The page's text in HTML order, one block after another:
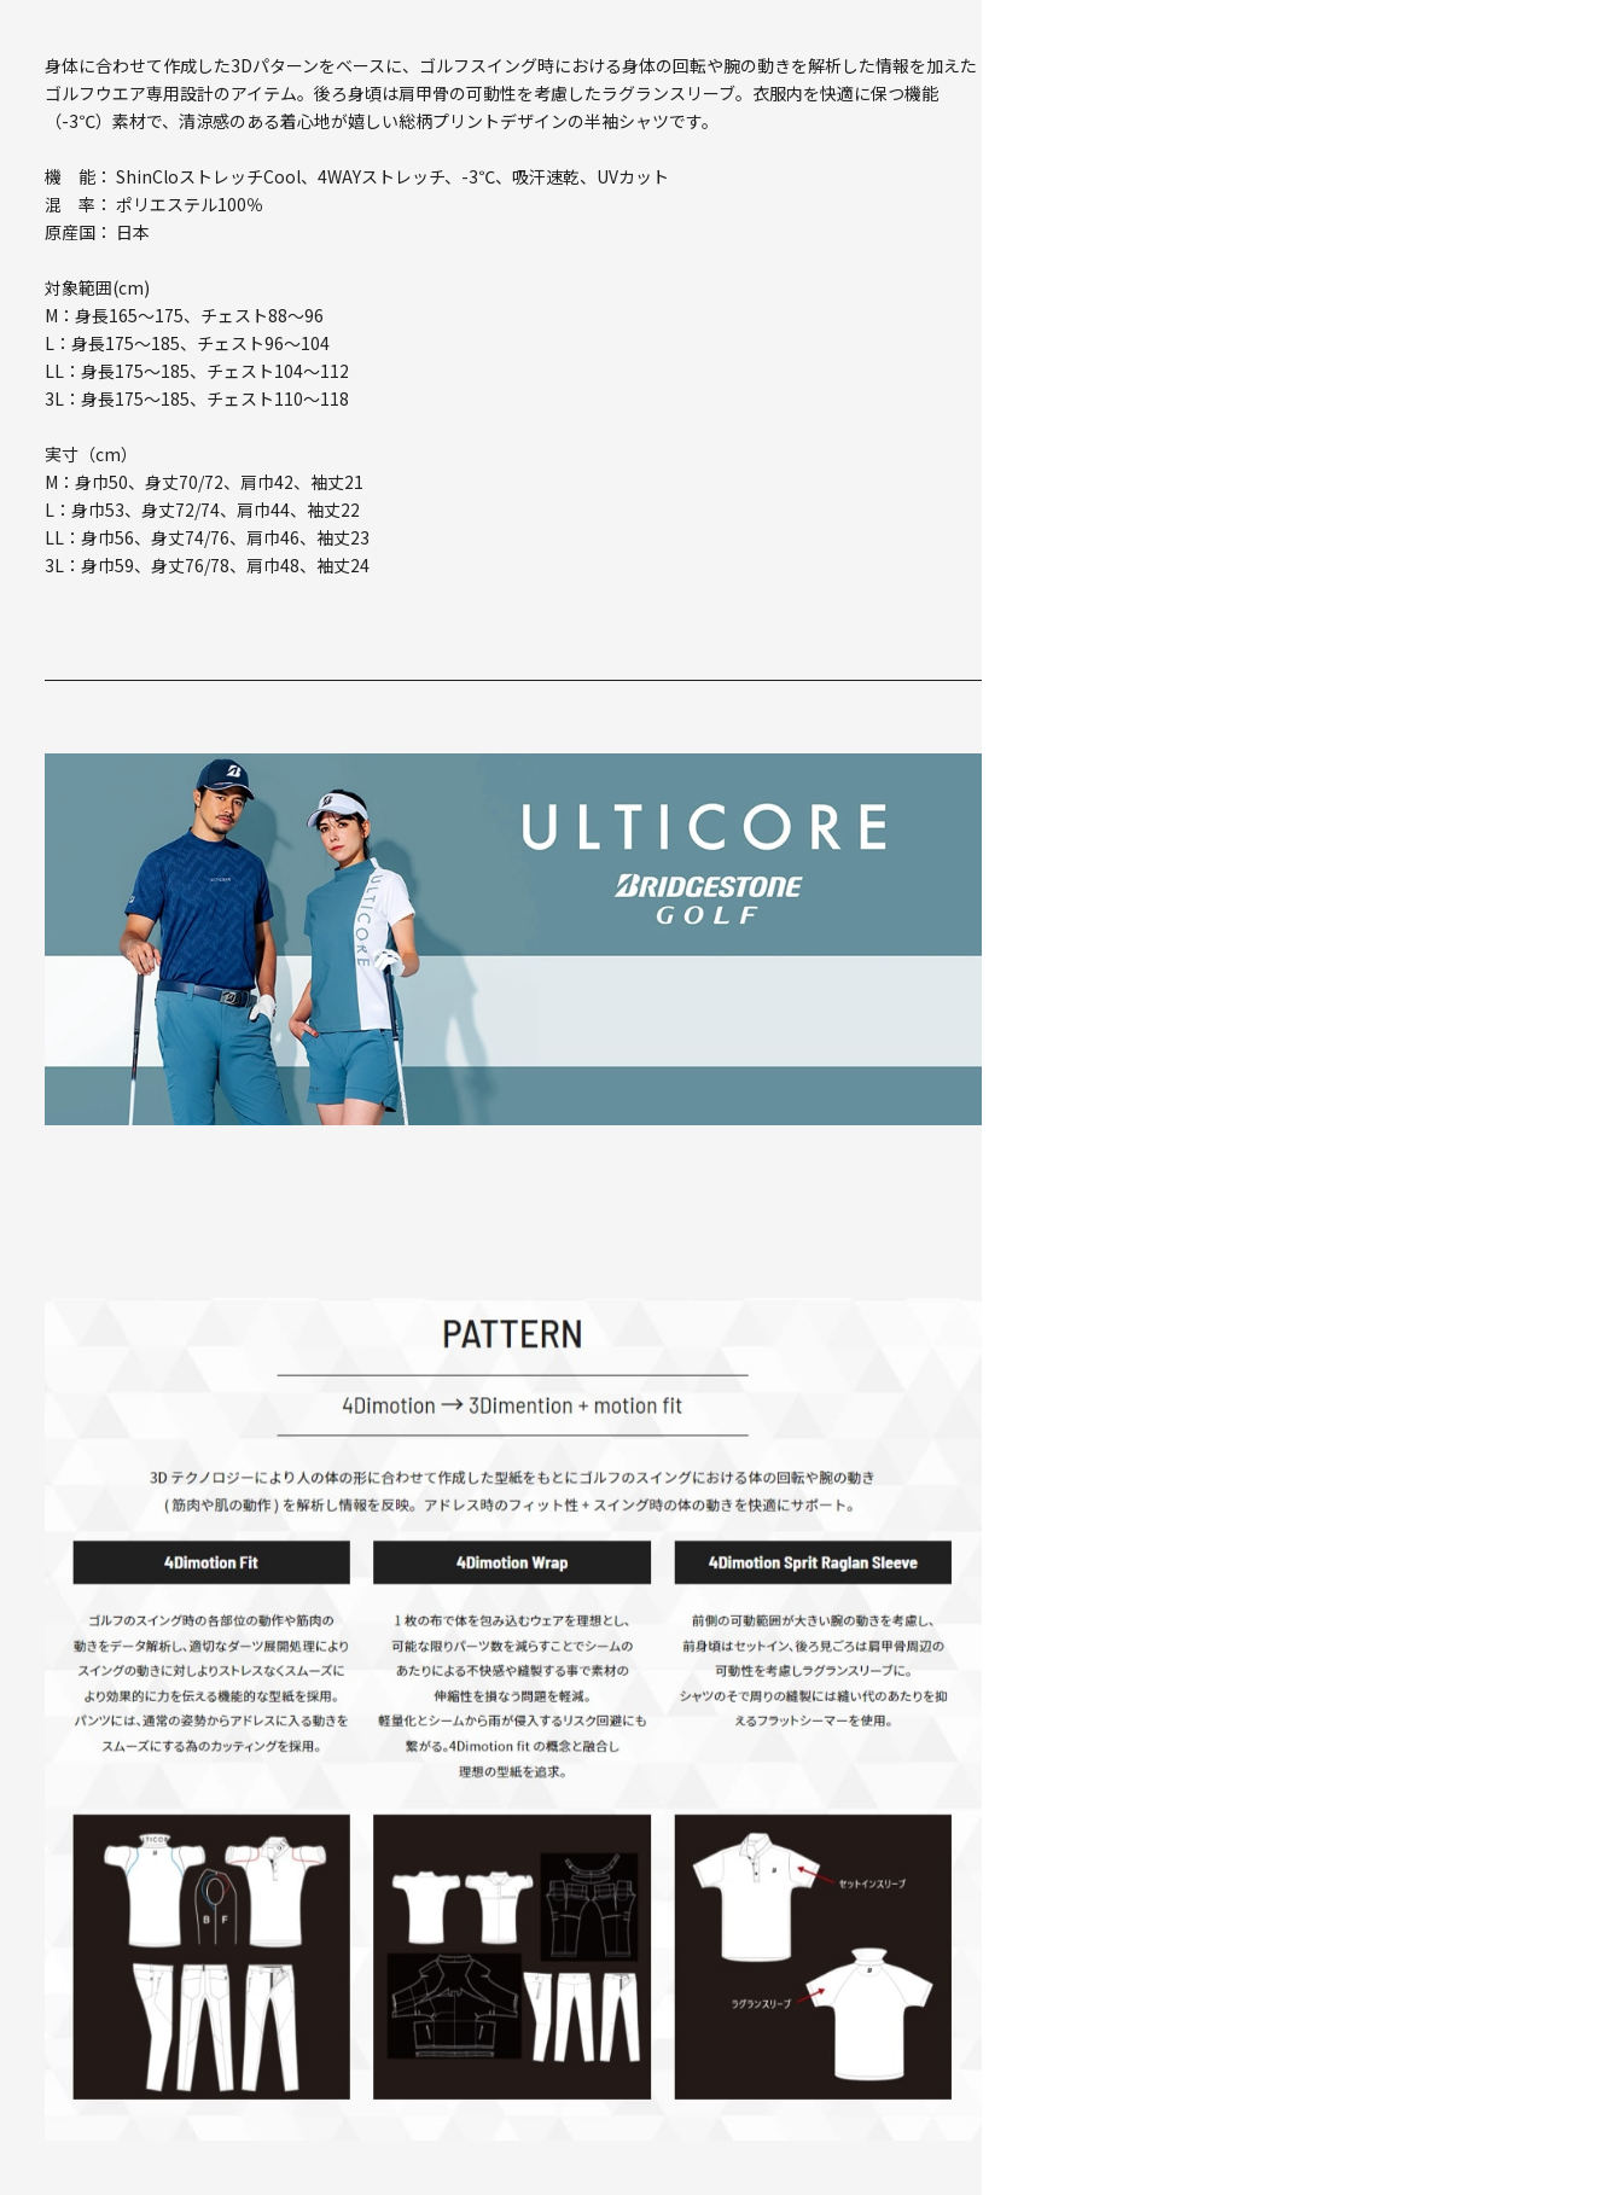
身体に合わせて作成した3Dパターンをベースに、ゴルフスイング時における身体の回転や腕の動きを解析した情報を加えた
ゴルフウエア専用設計のアイテム。後ろ身頃は肩甲骨の可動性を考慮したラグランスリーブ。衣服内を快適に保つ機能
（-3℃）素材で、清涼感のある着心地が嬉しい総柄プリントデザインの半袖シャツです。
機 能： ShinCloストレッチCool、4WAYストレッチ、-3℃、吸汗速乾、UVカット
混 率： ポリエステル100％
原産国： 日本
対象範囲(cm)
M：身長165～175、チェスト88～96
L：身長175～185、チェスト96～104
LL：身長175～185、チェスト104～112
3L：身長175～185、チェスト110～118
実寸（cm）
M：身巾50、身丈70/72、肩巾42、袖丈21
L：身巾53、身丈72/74、肩巾44、袖丈22
LL：身巾56、身丈74/76、肩巾46、袖丈23
3L：身巾59、身丈76/78、肩巾48、袖丈24